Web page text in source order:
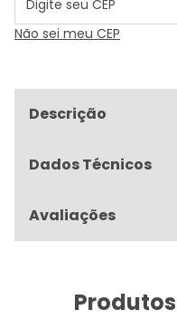
Não sei meu CEP
Descrição
Dados Técnicos
Avaliações